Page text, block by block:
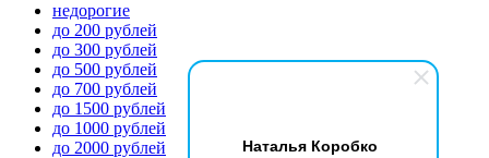
Наталья Коробко
недорогие
до 200 рублей
до 300 рублей
до 500 рублей
до 700 рублей
до 1500 рублей
до 1000 рублей
до 2000 рублей